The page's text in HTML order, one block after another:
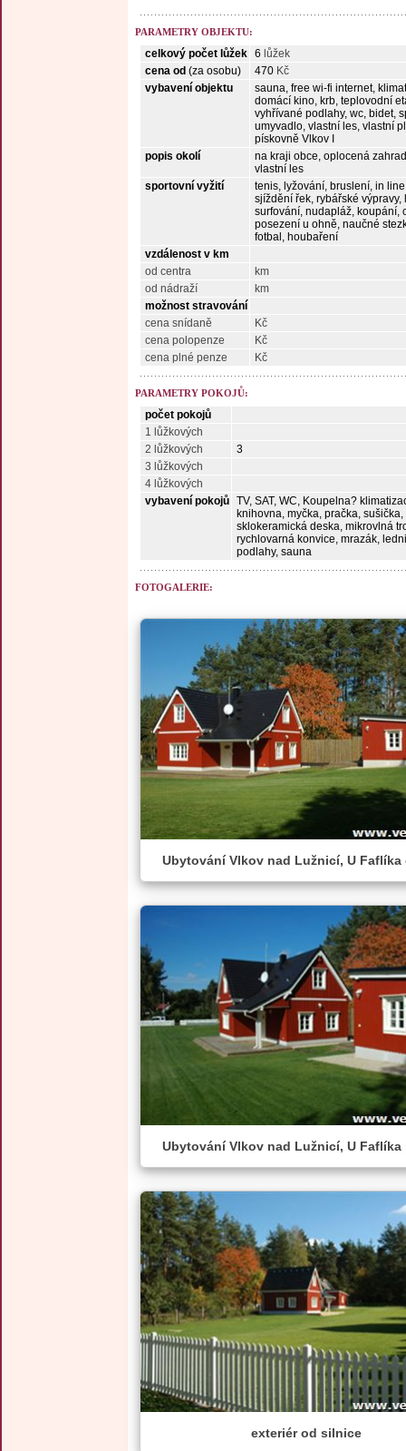
PARAMETRY OBJEKTU:
celkový počet lůžek 6 lůžek
cena od (za osobu) 470 Kč
vybavení objektu
sauna, free wi-fi internet,
domácí kino, krb, teplovodní
vyhřívané podlahy, wc, bidet,
umyvadlo, vlastní les, vlastní
pískovně Vlkov I
popis okolí
na kraji obce, oplocená
vlastní les
sportovní vyžití
tenis, lyžování, bruslení, in
sjíždění řek, rybářské výpravy,
surfování, nudapláž, koupání,
posezení u ohně, naučné
fotbal, houbaření
vzdálenost v km
od centra
km
od nádraží
km
možnost stravování
cena snídaně
Kč
cena polopenze
Kč
cena plné penze
Kč
PARAMETRY POKOJŮ:
počet pokojů
1 lůžkových
2 lůžkových
3
3 lůžkových
4 lůžkových
vybavení pokojů TV, SAT, WC, Koupelna?
knihovna, myčka, pračka,
sklokeramická deska, mikrovlná
rychlovarná konvice, mrazák,
podlahy, sauna
FOTOGALERIE:
Ubytování Vlkov nad Lužnicí, U Faflíka
Ubytování Vlkov nad Lužnicí, U Faflíka
exteriér od silnice